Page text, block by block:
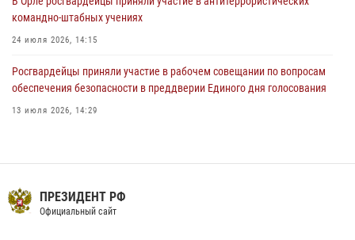
командно-штабных учениях
24 июля 2026, 14:15
Росгвардейцы приняли участие в рабочем совещании по вопросам
обеспечения безопасности в преддверии Единого дня голосования
13 июля 2026, 14:29
16 июля 2026, 13:34
На брифинге росгвардейцы рассказали орловцам об изменениях в
законодательстве, регулирующем оборот оружия
ПРЕЗИДЕНТ РФ
Официальный сайт